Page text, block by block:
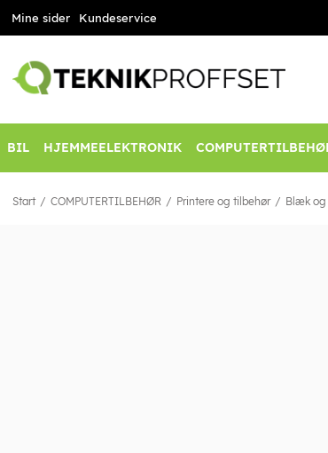
Mine sider Kundeservice
BIL HJEMMEELEKTRONIK
Start COMPUTERTILBEHØR Printere og tilbehør Blæk og